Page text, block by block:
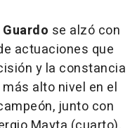
se alzó con
actuaciones que
y la constancia
alto nivel en el
junto con